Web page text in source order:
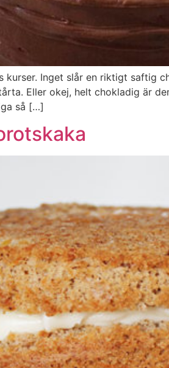
kurser. Inget slår en riktigt saftig
Eller okej, helt chokladig är
så […]